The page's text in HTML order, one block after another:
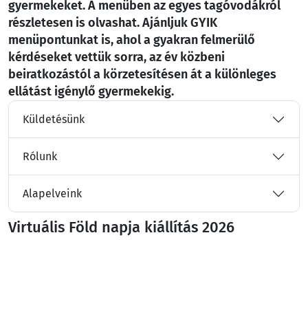
gyermekeket. A menüben az egyes tagóvodákról
részletesen is olvashat. Ajánljuk GYIK
menüpontunkat is, ahol a gyakran felmerülő
kérdéseket vettük sorra, az év közbeni
beiratkozástól a körzetesítésen át a különleges
ellátást igénylő gyermekekig.
Küldetésünk
Rólunk
Alapelveink
Virtuális Föld napja kiállítás 2026